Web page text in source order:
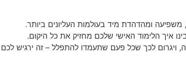
ומהדהדת מיד בעולמות העליונים ביותר.
איך הלימוד האישי שלכם מחזיק את כל היקום.
ויגרום לכך שכל פעם שתעמדו להתפלל – זה ירגיש לכם